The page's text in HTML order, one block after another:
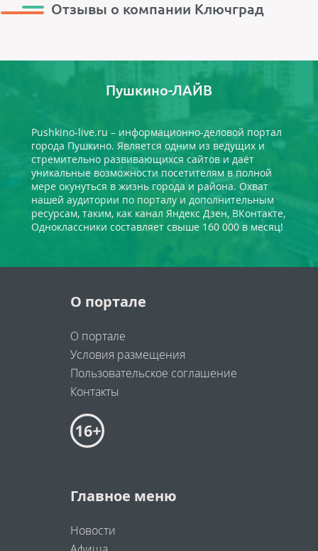
Отзывы о компании Ключград
Пушкино-ЛАЙВ
Pushkino-live.ru – информационно-деловой портал
города Пушкино. Является одним из ведущих и
стремительно развивающихся сайтов и даёт
уникальные возможности посетителям в полной
мере окунуться в жизнь города и района. Охват
нашей аудитории по порталу и дополнительным
ресурсам, таким, как канал Яндекс Дзен, ВКонтакте,
Одноклассники составляет свыше 160 000 в месяц!
О портале
О портале
Условия размещения
Пользовательское соглашение
Контакты
Главное меню
Новости